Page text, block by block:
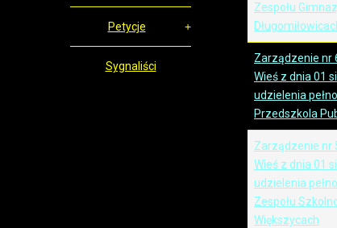
Zespołu
Zarządzenie nr
Wieś z dnia 01
udzielenia
Przedszkola
Zarządzenie nr
Wieś z dnia 01
udzielenia
Zespołu
Większycach
Petycje
Sygnaliści